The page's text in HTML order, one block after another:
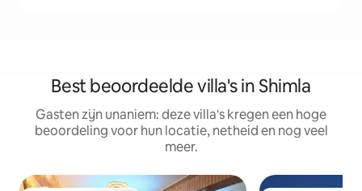
Best beoordeelde villa's in Shimla
Gasten zijn unaniem: deze villa's kregen een hoge
beoordeling voor hun locatie, netheid en nog veel
meer.